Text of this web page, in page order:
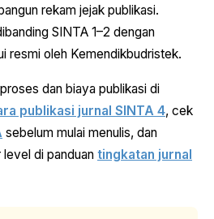
rekam jejak publikasi.
SINTA 1–2 dengan
resmi oleh Kemendikbudristek.
dan biaya publikasi di
publikasi jurnal SINTA 4, cek
sebelum mulai menulis, dan
di panduan tingkatan jurnal